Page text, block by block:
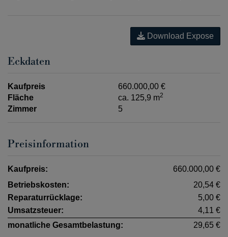
Download Expose
Eckdaten
Kaufpreis
660.000,00 €
Fläche
ca. 125,9 m2
Zimmer 5
Preisinformation
Kaufpreis:
660.000,00 €
Betriebskosten:
20,54 €
Reparaturrücklage:
5,00 €
Umsatzsteuer:
4,11 €
monatliche Gesamtbelastung:
29,65 €